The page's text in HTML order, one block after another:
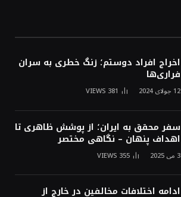
اخراج افراد دوستم؛ زنگ خطری به سران
فراری‌ها
12 جولای 2024 381
VIEWS
سفر محقق به ایران؛ از پوشش ظاهری تا
اهداف پنهان – نگاهی مختصر
3 می 2025 355
VIEWS
ادامه اختلافات مخالفین در خارج از